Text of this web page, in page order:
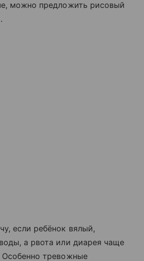
можно предложить рисовый
если ребёнок вялый,
а рвота или диарея чаще
Особенно тревожные